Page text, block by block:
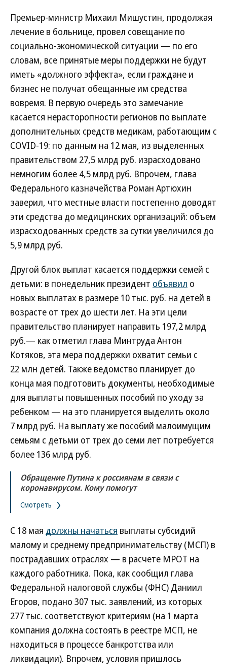
Премьер-министр Михаил Мишустин, продолжая
лечение в больнице, провел совещание по
социально-экономической ситуации — по его
словам, все принятые меры поддержки не будут
иметь «должного эффекта», если граждане и
бизнес не получат обещанные им средства
вовремя. В первую очередь это замечание
касается нерасторопности регионов по выплате
дополнительных средств медикам, работающим с
COVID-19: по данным на 12 мая, из выделенных
правительством 27,5 млрд руб. израсходовано
немногим более 4,5 млрд руб. Впрочем, глава
Федерального казначейства Роман Артюхин
заверил, что местные власти постепенно доводят
эти средства до медицинских организаций: объем
израсходованных средств за сутки увеличился до
5,9 млрд руб.
Другой блок выплат касается поддержки семей с
детьми: в понедельник президент объявил о
новых выплатах в размере 10 тыс. руб. на детей в
возрасте от трех до шести лет. На эти цели
правительство планирует направить 197,2 млрд
руб.— как отметил глава Минтруда Антон
Котяков, эта мера поддержки охватит семьи с
22 млн детей. Также ведомство планирует до
конца мая подготовить документы, необходимые
для выплаты повышенных пособий по уходу за
ребенком — на это планируется выделить около
7 млрд руб. На выплату же пособий малоимущим
семьям с детьми от трех до семи лет потребуется
более 136 млрд руб.
Обращение Путина к россиянам в связи с
коронавирусом. Кому помогут
Смотреть
С 18 мая должны начаться выплаты субсидий
малому и среднему предпринимательству (МСП) в
пострадавших отраслях — в расчете МРОТ на
каждого работника. Пока, как сообщил глава
Федеральной налоговой службы (ФНС) Даниил
Егоров, подано 307 тыс. заявлений, из которых
277 тыс. соответствуют критериям (на 1 марта
компания должна состоять в реестре МСП, не
находиться в процессе банкротства или
ликвидации). Впрочем, условия пришлось